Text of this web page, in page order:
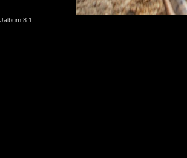
Jalbum 8.1